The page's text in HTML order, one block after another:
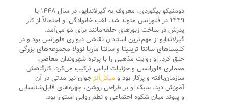
دومنیکو بیگوردی، معروف به گیرلاندایو، در سال ۱۴۴۸ یا
۱۴۴۹ در فلورانس متولد شد. لقب خانوادگی او احتمالاً از کار
پدرش در ساخت زیورهای حلقه‌مانند برای مو می‌آمد.
گیرلاندایو از مهم‌ترین استادان نقاشی دیواری فلورانس بود و در
کلیساهای سانتا ترینیتا و سانتا ماریا نوولا مجموعه‌های بزرگی
خلق کرد. او روایت مذهبی را با پرتره شهروندان معاصر،
معماری فلورانسی و جزئیات لباس ترکیب می‌کرد. کارگاهش
سازمان‌یافته و پرکار بود و میکل‌آنژ جوان نیز مدتی در آن
آموزش دید. سبک او بر طراحی روشن، چهره‌های قابل‌شناسایی
و پیوند میان شکوه اجتماعی و نظم روایی استوار بود.